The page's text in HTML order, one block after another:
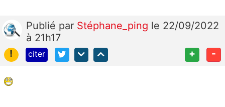
Publié par Stéphane_ping le 22/09/2022
à 21h17
!
citer + -